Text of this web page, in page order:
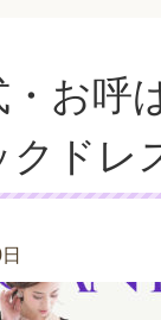
・お呼
クドレ